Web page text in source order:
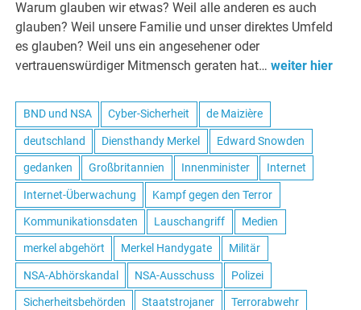
Warum glauben wir etwas? Weil alle anderen es auch
glauben? Weil unsere Familie und unser direktes Umfeld
es glauben? Weil uns ein angesehener oder
vertrauenswürdiger Mitmensch geraten hat…weiter hier
BND und NSA Cyber-Sicherheit de Maizière
deutschland Diensthandy Merkel Edward Snowden
gedanken Großbritannien Innenminister Internet
Internet-Überwachung Kampf gegen den Terror
Kommunikationsdaten Lauschangriff Medien
merkel abgehört Merkel Handygate Militär
NSA-Abhörskandal NSA-Ausschuss Polizei
Sicherheitsbehörden Staatstrojaner Terrorabwehr